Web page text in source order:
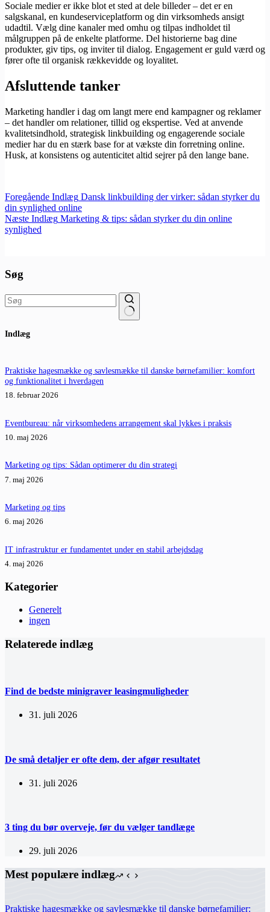
Sociale medier er ikke blot et sted at dele billeder – det er en
salgskanal, en kundeserviceplatform og din virksomheds ansigt
udadtil. Vælg dine kanaler med omhu og tilpas indholdet til
målgruppen på de enkelte platforme. Del historierne bag dine
produkter, giv tips, og inviter til dialog. Engagement er guld værd og
fører ofte til organisk rækkevidde og loyalitet.
Afsluttende tanker
Marketing handler i dag om langt mere end kampagner og reklamer
– det handler om relationer, tillid og ekspertise. Ved at anvende
kvalitetsindhold, strategisk linkbuilding og engagerende sociale
medier har du en stærk base for at vækste din forretning online.
Husk, at konsistens og autenticitet altid sejrer på den lange bane.
Foregående Indlæg Dansk linkbuilding der virker: sådan styrker du
din synlighed online
Næste Indlæg Marketing & tips: sådan styrker du din online
synlighed
Søg
resultater
Indlæg
Praktiske hagesmække og savlesmække til danske børnefamilier: komfort
og funktionalitet i hverdagen
18. februar 2026
Eventbureau: når virksomhedens arrangement skal lykkes i praksis
10. maj 2026
Marketing og tips: Sådan optimerer du din strategi
7. maj 2026
Marketing og tips
6. maj 2026
IT infrastruktur er fundamentet under en stabil arbejdsdag
4. maj 2026
Kategorier
Generelt
ingen
Relaterede indlæg
Find de bedste minigraver leasingmuligheder
31. juli 2026
De små detaljer er ofte dem, der afgør resultatet
31. juli 2026
3 ting du bør overveje, før du vælger tandlæge
29. juli 2026
Mest populære indlæg
Praktiske hagesmække og savlesmække til danske børnefamilier: